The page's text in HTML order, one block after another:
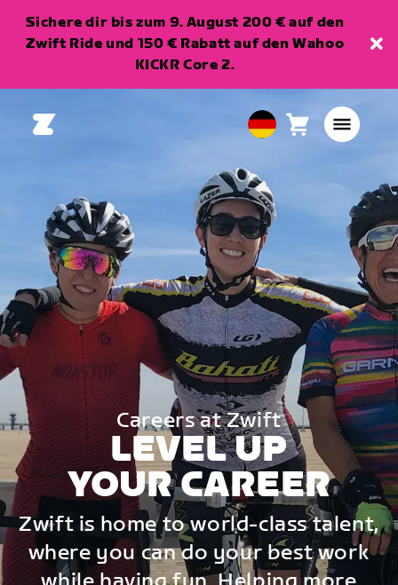
Sichere dir bis zum 9. August 200 € auf den
Zwift Ride und 150 € Rabatt auf den Wahoo
KICKR Core 2.
European
Deutsch
Warenkorb
Careers at Zwift
LEVEL UP
YOUR CAREER
Zwift is home to world-class talent,
where you can do your best work